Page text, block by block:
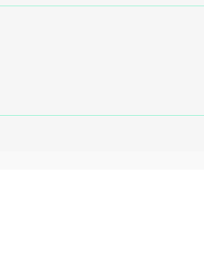
Botafogo-PB